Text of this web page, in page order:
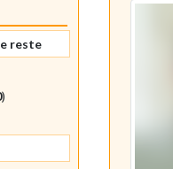
reste
)